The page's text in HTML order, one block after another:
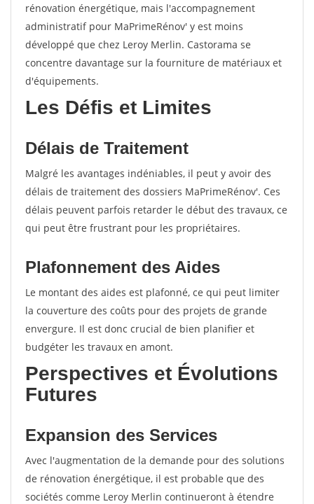
rénovation énergétique, mais l'accompagnement
administratif pour MaPrimeRénov' y est moins
développé que chez Leroy Merlin. Castorama se
concentre davantage sur la fourniture de matériaux et
d'équipements.
Les Défis et Limites
Délais de Traitement
Malgré les avantages indéniables, il peut y avoir des
délais de traitement des dossiers MaPrimeRénov'. Ces
délais peuvent parfois retarder le début des travaux, ce
qui peut être frustrant pour les propriétaires.
Plafonnement des Aides
Le montant des aides est plafonné, ce qui peut limiter
la couverture des coûts pour des projets de grande
envergure. Il est donc crucial de bien planifier et
budgéter les travaux en amont.
Perspectives et Évolutions
Futures
Expansion des Services
Avec l'augmentation de la demande pour des solutions
de rénovation énergétique, il est probable que des
sociétés comme Leroy Merlin continueront à étendre